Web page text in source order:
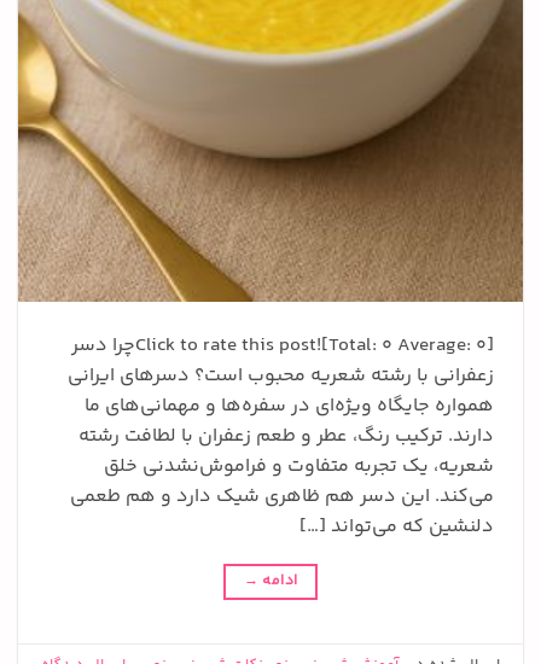
Click to rate this post![Total: 0 Average: 0]چرا دسر
زعفرانی با رشته شعریه محبوب است؟ دسرهای ایرانی
همواره جایگاه ویژه‌ای در سفره‌ها و مهمانی‌های ما
دارند. ترکیب رنگ، عطر و طعم زعفران با لطافت رشته
شعریه، یک تجربه متفاوت و فراموش‌نشدنی خلق
می‌کند. این دسر هم ظاهری شیک دارد و هم طعمی
دلنشین که می‌تواند […]
ادامه →